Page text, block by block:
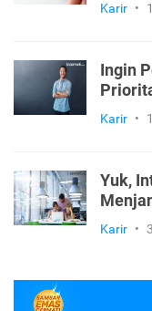
Karir •
Ingin
Karir •
Yuk,
Karir •